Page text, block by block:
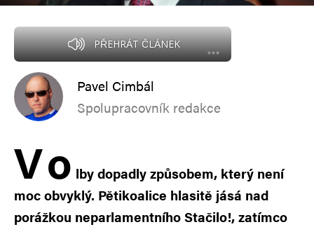
PŘEHRÁT ČLÁNEK
Pavel Cimbál
Spolupracovník redakce
Vo lby dopadly způsobem, který není
moc obvyklý. Pětikoalice hlasitě jásá nad
porážkou neparlamentního Stačilo!, zatímco